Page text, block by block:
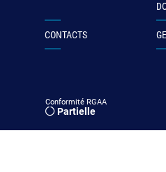
CONTACTS
Conformité RGAA
Partielle